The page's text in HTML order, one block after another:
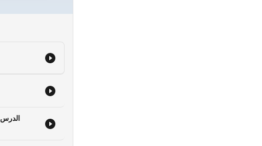
الدرس 82 - كيفية صلاة الجمعة - شرح كتاب الفقه الواضح - مصطفى حسني